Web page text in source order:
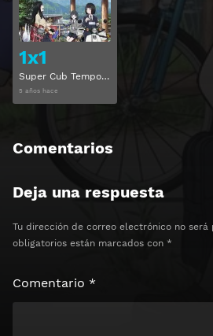
1x1
Super Cub Temporada 1 Capitulo 1
5 años hace
Comentarios
Deja una respuesta
Tu dirección de correo electrónico no será
obligatorios están marcados con *
Comentario *